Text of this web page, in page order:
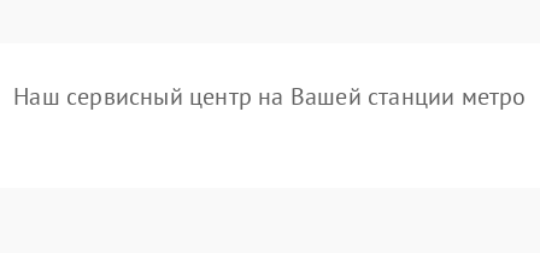
Наш сервисный центр на Вашей станции метро